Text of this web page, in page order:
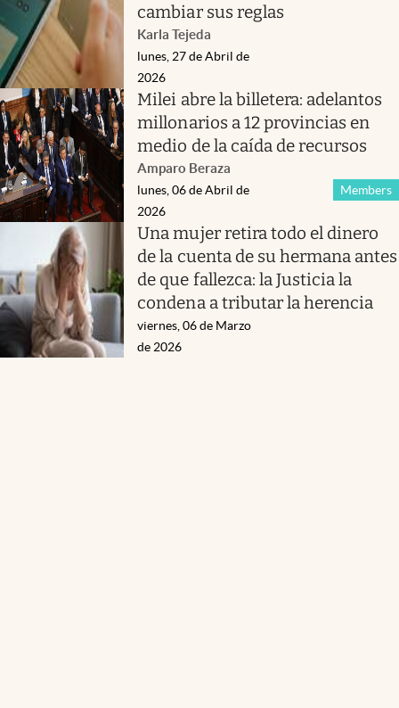
cambiar sus reglas
Karla Tejeda
lunes, 27 de Abril de
2026
Milei abre la billetera: adelantos
millonarios a 12 provincias en
medio de la caída de recursos
Amparo Beraza
Members
lunes, 06 de Abril de
2026
Una mujer retira todo el dinero
de la cuenta de su hermana antes
de que fallezca: la Justicia la
condena a tributar la herencia
viernes, 06 de Marzo
de 2026